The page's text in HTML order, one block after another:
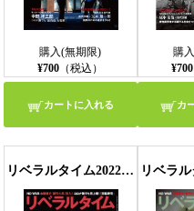
購入(無期限)
¥700 （税込）
カートに入れる
購
¥700
カ
リベラルタイム2022年8月号